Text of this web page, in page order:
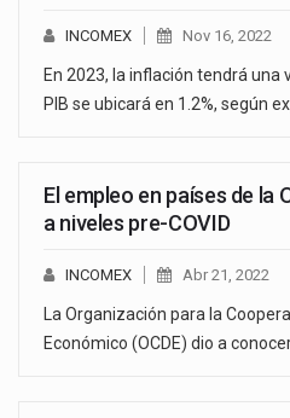
INCOMEX Nov 16, 2022
En 2023, la inflación tendrá una
PIB se ubicará en 1.2%, según
El empleo en países de la
a niveles pre-COVID
INCOMEX Abr 21, 2022
La Organización para la
Económico (OCDE) dio a